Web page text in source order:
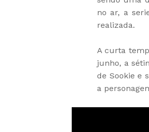
no ar, a
realizada.
A curta
junho, a
de Sookie e
a